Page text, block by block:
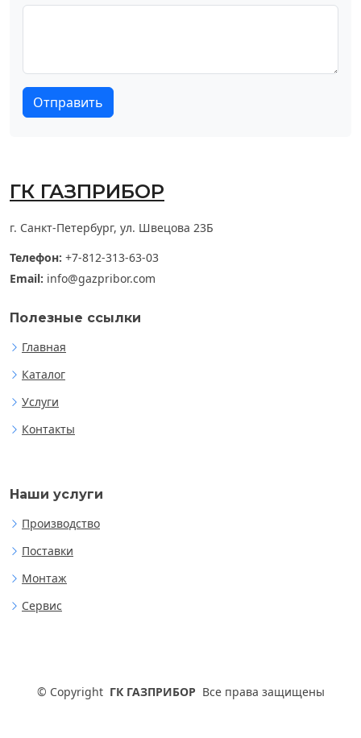
Отправить
ГК ГАЗПРИБОР
г. Санкт-Петербург, ул. Швецова 23Б
Телефон: +7-812-313-63-03
Email: info@gazpribor.com
Полезные ссылки
Главная
Каталог
Услуги
Контакты
Наши услуги
Производство
Поставки
Монтаж
Сервис
© Copyright ГК ГАЗПРИБОР Все права защищены